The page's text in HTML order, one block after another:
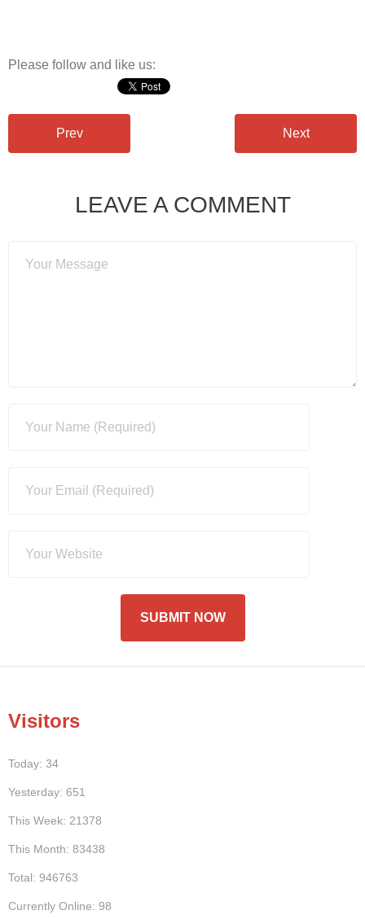
Please follow and like us:
Prev Next
LEAVE A COMMENT
Visitors
Today: 34
Yesterday: 651
This Week: 21378
This Month: 83438
Total: 946763
Currently Online: 98